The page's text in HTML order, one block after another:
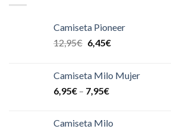
Camiseta Pioneer
12,95€ 6,45€
Camiseta Milo Mujer
6,95€ – 7,95€
Camiseta Milo